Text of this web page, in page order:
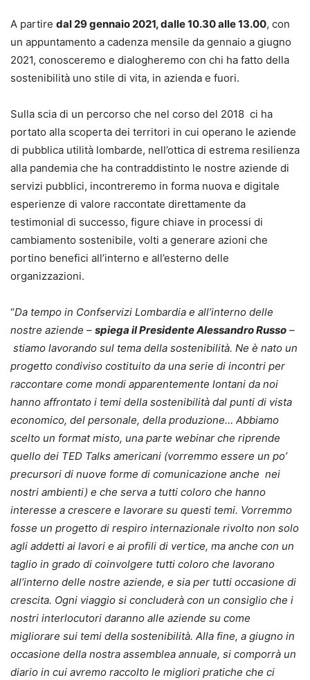
A partire dal 29 gennaio 2021, dalle 10.30 alle 13.00, con
un appuntamento a cadenza mensile da gennaio a giugno
2021, conosceremo e dialogheremo con chi ha fatto della
sostenibilità uno stile di vita, in azienda e fuori.
Sulla scia di un percorso che nel corso del 2018 ci ha
portato alla scoperta dei territori in cui operano le aziende
di pubblica utilità lombarde, nell’ottica di estrema resilienza
alla pandemia che ha contraddistinto le nostre aziende di
servizi pubblici, incontreremo in forma nuova e digitale
esperienze di valore raccontate direttamente da
testimonial di successo, figure chiave in processi di
cambiamento sostenibile, volti a generare azioni che
portino benefici all’interno e all’esterno delle
organizzazioni.
“Da tempo in Confservizi Lombardia e all’interno delle
nostre aziende – spiega il Presidente Alessandro Russo –
stiamo lavorando sul tema della sostenibilità. Ne è nato un
progetto condiviso costituito da una serie di incontri per
raccontare come mondi apparentemente lontani da noi
hanno affrontato i temi della sostenibilità dal punti di vista
economico, del personale, della produzione… Abbiamo
scelto un format misto, una parte webinar che riprende
quello dei TED Talks americani (vorremmo essere un po’
precursori di nuove forme di comunicazione anche nei
nostri ambienti) e che serva a tutti coloro che hanno
interesse a crescere e lavorare su questi temi. Vorremmo
fosse un progetto di respiro internazionale rivolto non solo
agli addetti ai lavori e ai profili di vertice, ma anche con un
taglio in grado di coinvolgere tutti coloro che lavorano
all’interno delle nostre aziende, e sia per tutti occasione di
crescita. Ogni viaggio si concluderà con un consiglio che i
nostri interlocutori daranno alle aziende su come
migliorare sui temi della sostenibilità. Alla fine, a giugno in
occasione della nostra assemblea annuale, si comporrà un
diario in cui avremo raccolto le migliori pratiche che ci